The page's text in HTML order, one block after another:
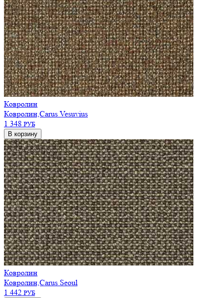
Ковролин
Ковролин,Carus Vesuvius
1 348 РУБ
В корзину
Ковролин
Ковролин,Carus Seoul
1 442 РУБ